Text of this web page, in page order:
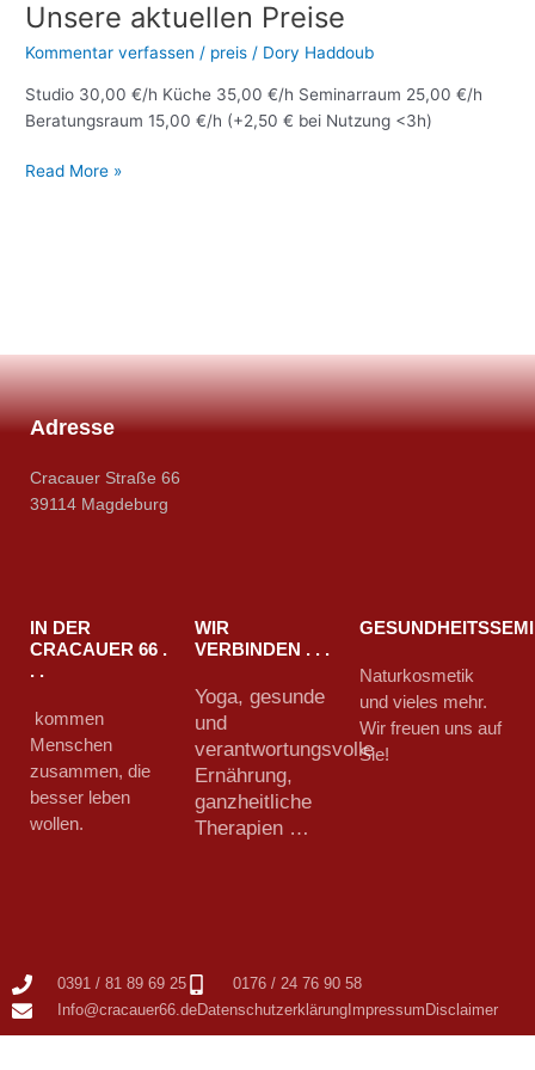
Unsere aktuellen Preise
Kommentar verfassen / preis / Dory Haddoub
Studio 30,00 €/h Küche 35,00 €/h Seminarraum 25,00 €/h
Beratungsraum 15,00 €/h (+2,50 € bei Nutzung <3h)
Unsere
Preise
Read More »
Adresse
Cracauer Straße 66
39114 Magdeburg
IN DER
CRACAUER 66 .
. .
kommen
Menschen
zusammen, die
besser leben
wollen.
WIR
VERBINDEN . . .
Yoga, gesunde
und
verantwortungsvolle
Ernährung,
ganzheitliche
Therapien …
Naturkosmetik
und vieles mehr.
Wir freuen uns auf
Sie!
0391 / 81 89 69 25
0176 / 24 76 90 58
Info@cracauer66.deDatenschutzerklärung Impressum Disclaimer